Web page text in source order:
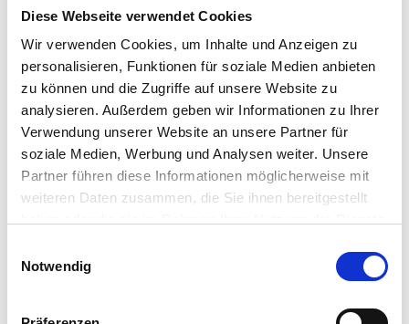
Diese Webseite verwendet Cookies
Wir verwenden Cookies, um Inhalte und Anzeigen zu
personalisieren, Funktionen für soziale Medien anbieten
zu können und die Zugriffe auf unsere Website zu
analysieren. Außerdem geben wir Informationen zu Ihrer
Verwendung unserer Website an unsere Partner für
soziale Medien, Werbung und Analysen weiter. Unsere
Partner führen diese Informationen möglicherweise mit
weiteren Daten zusammen, die Sie ihnen bereitgestellt
Notwendig
LCD, Atrust A210L offers a rich computing experience
where applications look, feel, and behave as local
devices, including high-definition multimedia content.
CONTACT US
Product Details